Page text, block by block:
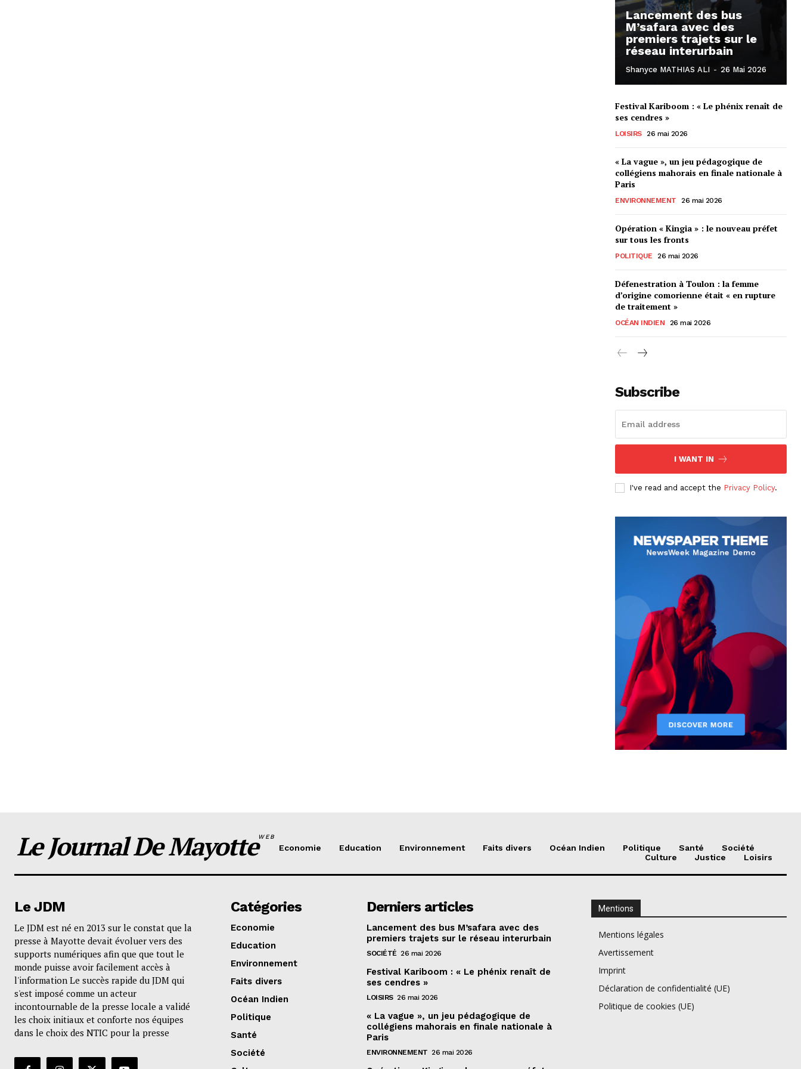
Lancement des bus
M’safara avec des
premiers trajets sur le
réseau interurbain
Shanyce MATHIAS ALI - 26 Mai 2026
Festival Kariboom : « Le phénix renaît de
ses cendres »
LOISIRS 26 mai 2026
« La vague », un jeu pédagogique de
collégiens mahorais en finale nationale à
Paris
ENVIRONNEMENT 26 mai 2026
Opération « Kingia » : le nouveau préfet
sur tous les fronts
POLITIQUE 26 mai 2026
Défenestration à Toulon : la femme
d’origine comorienne était « en rupture
de traitement »
OCÉAN INDIEN 26 mai 2026
Subscribe
I WANT IN
I've read and accept the Privacy Policy.
Le Journal De MayotteWEB
Economie Education Environnement Faits divers Océan Indien Politique Santé
Société
Culture
Justice Loisirs
Le JDM
Le JDM est né en 2013 sur le constat que la
presse à Mayotte devait évoluer vers des
supports numériques afin que que tout le
monde puisse avoir facilement accès à
l'information Le succès rapide du JDM qui
s'est imposé comme un acteur
incontournable de la presse locale a validé
les choix initiaux et conforte nos équipes
dans le choix des NTIC pour la presse
Catégories
Economie
Education
Environnement
Faits divers
Océan Indien
Politique
Santé
Société
Derniers articles
Lancement des bus M’safara avec des
premiers trajets sur le réseau interurbain
SOCIÉTÉ 26 mai 2026
Festival Kariboom : « Le phénix renaît de
ses cendres »
LOISIRS 26 mai 2026
« La vague », un jeu pédagogique de
collégiens mahorais en finale nationale à
Paris
ENVIRONNEMENT 26 mai 2026
Mentions
Mentions légales
Avertissement
Imprint
Déclaration de confidentialité (UE)
Politique de cookies (UE)